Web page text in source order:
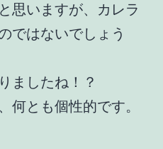
思いますが、カレラ
ではないでしょう
ましたね！？
何とも個性的です。